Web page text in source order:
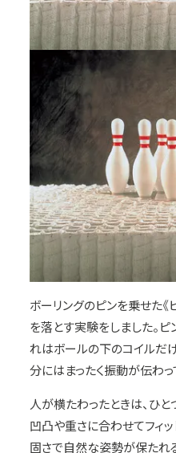
ボーリングのピンを乗せた《
を落とす実験をしました。
れはボールの下のコイルだ
分にはまったく振動が伝わっ
人が横たわったときは、ひ
凹凸や重さに合わせてフィッ
固さで自然な姿勢が保たれ